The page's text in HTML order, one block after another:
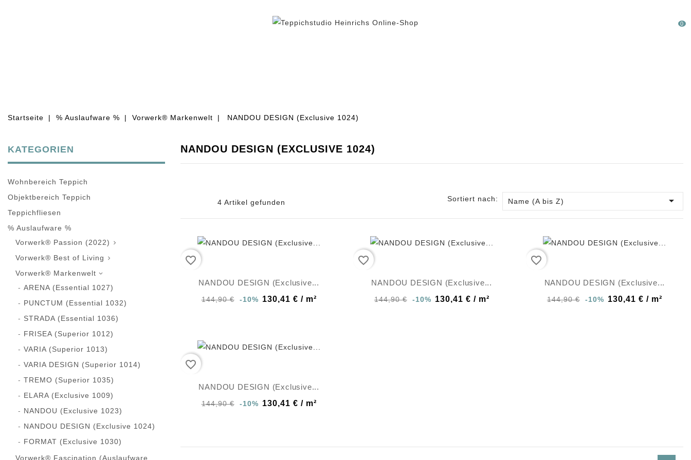
0
Startseite % Auslaufware % Vorwerk® Markenwelt NANDOU DESIGN (Exclusive 1024)
KATEGORIEN
Wohnbereich Teppich
Objektbereich Teppich
Teppichfliesen
% Auslaufware %
Vorwerk® Passion (2022)

Vorwerk® Best of Living 
Vorwerk® Markenwelt 
ARENA (Essential 1027)
PUNCTUM (Essential 1032)
STRADA (Essential 1036)
FRISEA (Superior 1012)
VARIA (Superior 1013)
VARIA DESIGN (Superior 1014)
TREMO (Superior 1035)
ELARA (Exclusive 1009)
NANDOU (Exclusive 1023)
NANDOU DESIGN (Exclusive 1024)
FORMAT (Exclusive 1030)
Vorwerk® Fascination (Auslaufware
NANDOU DESIGN (EXCLUSIVE 1024)
4 Artikel gefunden Sortiert nach: Name (A bis Z) 
favorite_border
NANDOU DESIGN (Exclusive...
144,90 € -10% 130,41 € / m²
favorite_border
NANDOU DESIGN (Exclusive...
144,90 € -10% 130,41 € / m²
favorite_border
NANDOU DESIGN (Exclusive...
144,90 € -10% 130,41 € / m²
favorite_border
NANDOU DESIGN (Exclusive...
144,90 € -10% 130,41 € / m²